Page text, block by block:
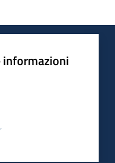
informazioni